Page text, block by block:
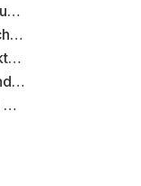
Orientierungsschilder für Gebäude und Betriebsstätten
Mitarbeiterausweise und Namensschilder mit Metall-Effekt Aufklebern
Etikettierung von Kleinserienprodukten mit Aufklebern auf der Rolle
Typenschilder für Schaltschrank- und Elektroverteilungen
Geräteaufkleber für Maschinen und Werkzeuge